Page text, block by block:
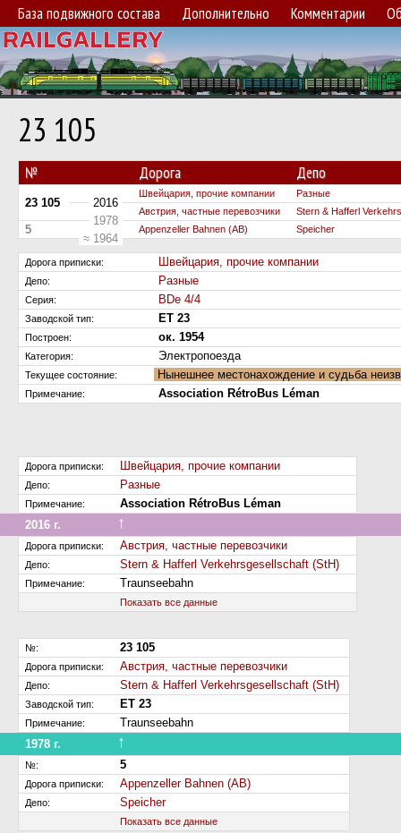
База подвижного состава Дополнительно Комментарии
23 105
№ Дорога Депо
23 105 2016
Швейцария, прочие компании Разные
1978
Австрия, частные перевозчики Stern & Hafferl
5
≈ 1964
Appenzeller Bahnen (AB) Speicher
Дорога приписки: Швейцария, прочие компании
Депо: Разные
Серия: BDe 4/4
Заводской тип: ET 23
Построен: ок. 1954
Категория: Электропоезда
Текущее состояние: Нынешнее местонахождение и судьба
Примечание: Association RétroBus Léman
Дорога приписки: Швейцария, прочие компании
Депо: Разные
Примечание:
Association RétroBus Léman
2016 г.
↑
Дорога приписки: Австрия, частные перевозчики
Депо: Stern & Hafferl Verkehrsgesellschaft (StH)
Примечание: Traunseebahn
Показать все данные
№: 23 105
Дорога приписки: Австрия, частные перевозчики
Депо: Stern & Hafferl Verkehrsgesellschaft (StH)
Заводской тип: ET 23
Примечание:
Traunseebahn
1978 г.
↑
№: 5
Дорога приписки: Appenzeller Bahnen (AB)
Депо: Speicher
Показать все данные